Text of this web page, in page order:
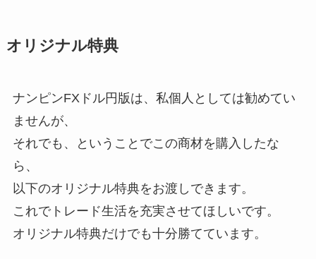
オリジナル特典
ナンピンFXドル円版は、私個人としては勧めてい
ませんが、
それでも、ということでこの商材を購入したな
ら、
以下のオリジナル特典をお渡しできます。
これでトレード生活を充実させてほしいです。
オリジナル特典だけでも十分勝てています。